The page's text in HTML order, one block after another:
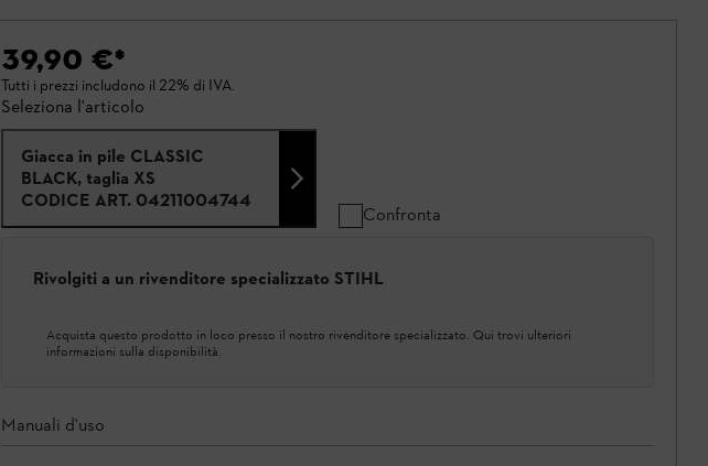
39,90 €*
Tutti i prezzi includono il 22% di IVA.
Seleziona l'articolo
Giacca in pile CLASSIC
BLACK, taglia XS
CODICE ART. 04211004744
Confronta
Rivolgiti a un rivenditore specializzato STIHL
Acquista questo prodotto in loco presso il nostro rivenditore specializzato. Qui trovi ulteriori
informazioni sulla disponibilità.
Manuali d'uso